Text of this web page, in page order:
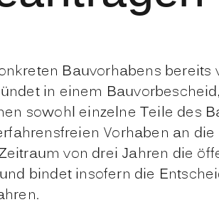
Bauvorhabens bereits
in einem
sowohl einzelne Teile des
Vorhaben an
von drei Jahren die
bindet insofern die